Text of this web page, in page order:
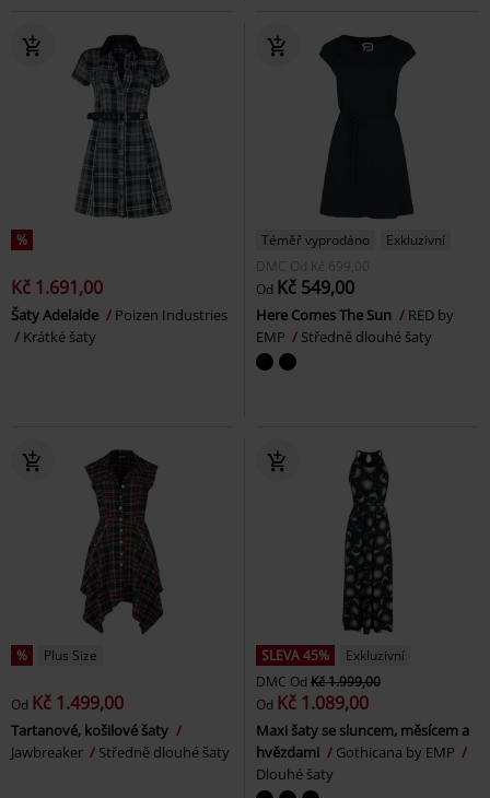
%
Kč 1.691,00
Šaty Adelaide
Poizen Industries
Krátké šaty
Téměř vyprodáno
Exkluzivní
DMC Od Kč 699,00
Od Kč 549,00
Here Comes The Sun
RED by
EMP
Středně dlouhé šaty
% Plus Size
Od Kč 1.499,00
Tartanové, košilové šaty
Jawbreaker
Středně dlouhé šaty
SLEVA 45%
Exkluzivní
DMC Od Kč 1.999,00
Od Kč 1.089,00
Maxi šaty se sluncem, měsícem a
hvězdami
Gothicana by EMP
Dlouhé šaty